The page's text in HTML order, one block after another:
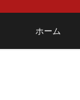
ホーム